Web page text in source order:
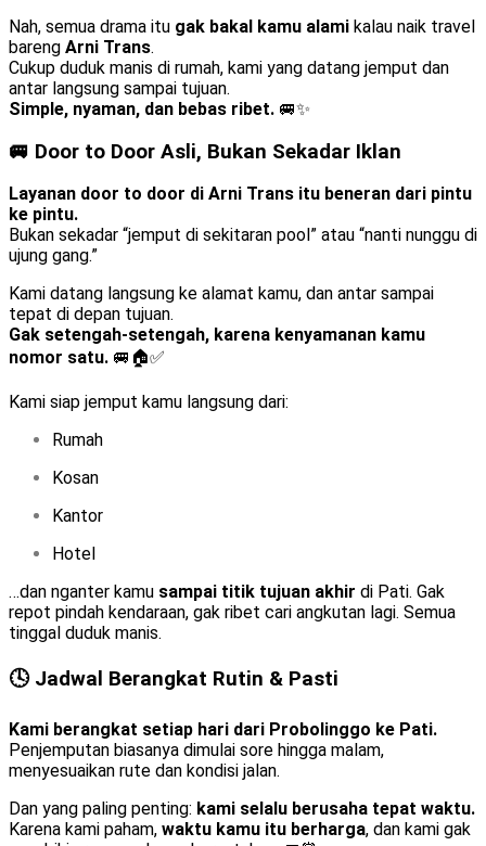
Nah, semua drama itu gak bakal kamu alami kalau naik travel
bareng Arni Trans.
Cukup duduk manis di rumah, kami yang datang jemput dan
antar langsung sampai tujuan.
Simple, nyaman, dan bebas ribet. 🚐✨
🚐 Door to Door Asli, Bukan Sekadar Iklan
Layanan door to door di Arni Trans itu beneran dari pintu
ke pintu.
Bukan sekadar “jemput di sekitaran pool” atau “nanti nunggu di
ujung gang.”
Kami datang langsung ke alamat kamu, dan antar sampai
tepat di depan tujuan.
Gak setengah-setengah, karena kenyamanan kamu
nomor satu. 🚐🏠✅
Kami siap jemput kamu langsung dari:
Rumah
Kosan
Kantor
Hotel
…dan nganter kamu sampai titik tujuan akhir di Pati. Gak
repot pindah kendaraan, gak ribet cari angkutan lagi. Semua
tinggal duduk manis.
🕓 Jadwal Berangkat Rutin & Pasti
Kami berangkat setiap hari dari Probolinggo ke Pati.
Penjemputan biasanya dimulai sore hingga malam,
menyesuaikan rute dan kondisi jalan.
Dan yang paling penting: kami selalu berusaha tepat waktu.
Karena kami paham, waktu kamu itu berharga, dan kami gak